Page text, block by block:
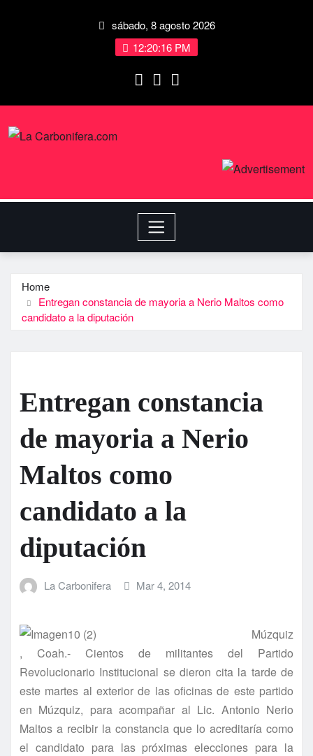
sábado, 8 agosto 2026
12:20:17 PM
Home
Entregan constancia de mayoria a Nerio Maltos como
candidato a la diputación
Entregan constancia
de mayoria a Nerio
Maltos como
candidato a la
diputación
La Carbonifera Mar 4, 2014
Múzquiz
, Coah.- Cientos de militantes del Partido
Revolucionario Institucional se dieron cita la tarde de
este martes al exterior de las oficinas de este partido
en Múzquiz, para acompañar al Lic. Antonio Nerio
Maltos a recibir la constancia que lo acreditarí­a como
el candidato para las próximas elecciones para la